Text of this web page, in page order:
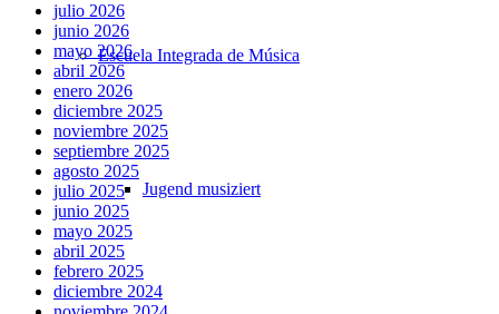
Escuela Integrada de Música
Jugend musiziert
julio 2026
junio 2026
mayo 2026
abril 2026
enero 2026
diciembre 2025
noviembre 2025
septiembre 2025
agosto 2025
julio 2025
junio 2025
mayo 2025
abril 2025
febrero 2025
diciembre 2024